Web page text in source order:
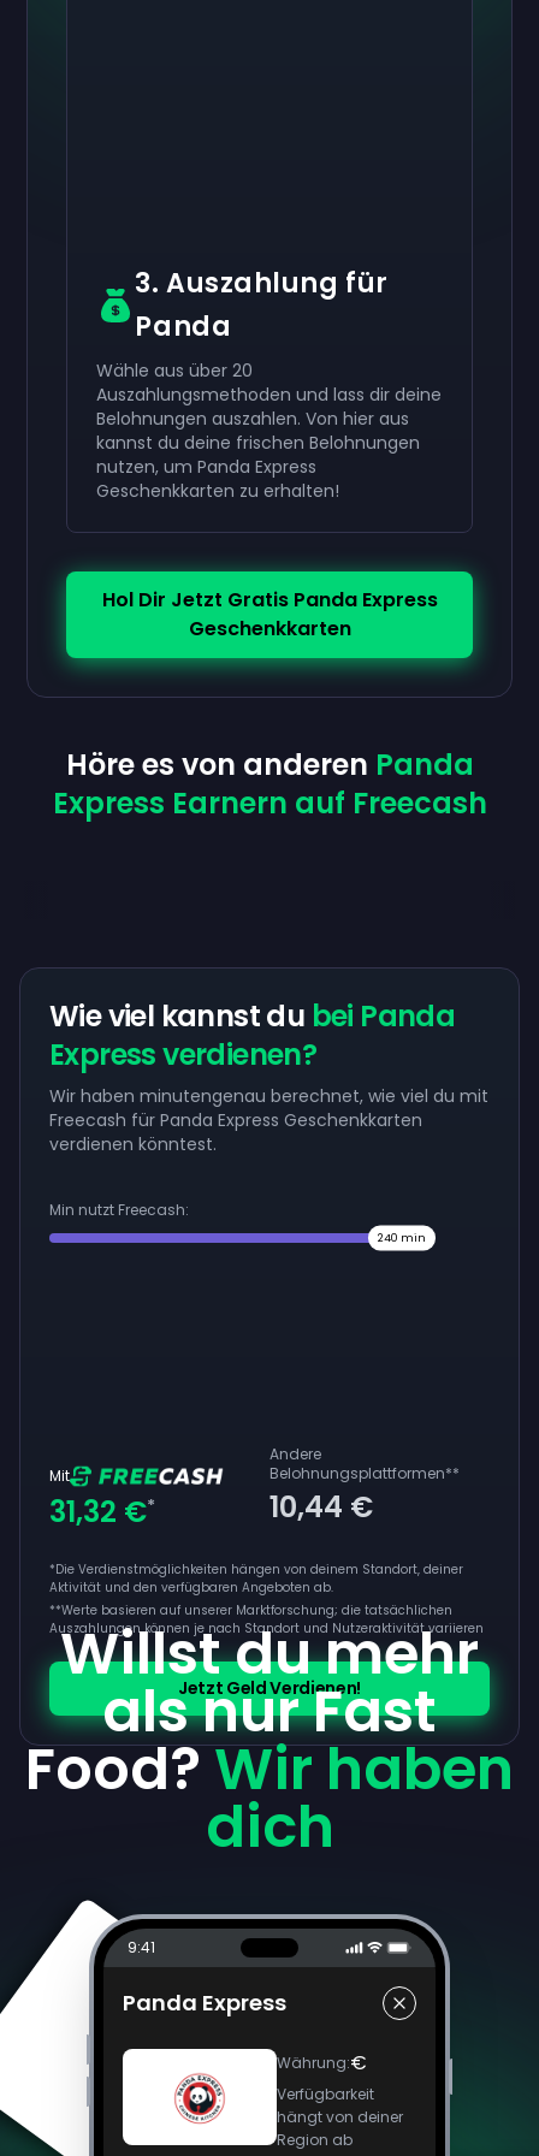
3. Auszahlung für
Panda
Wähle aus über 20
Auszahlungsmethoden und lass dir deine
Belohnungen auszahlen. Von hier aus
kannst du deine frischen Belohnungen
nutzen, um Panda Express
Geschenkkarten zu erhalten!
Hol Dir Jetzt Gratis Panda Express
Geschenkkarten
Höre es von anderen Panda
Express Earnern auf Freecash
Wie viel kannst du bei Panda
Express verdienen?
Wir haben minutengenau berechnet, wie viel du mit
Freecash für Panda Express Geschenkkarten
verdienen könntest.
Min nutzt Freecash:
240 min
Mit
31,32 €*
Andere
Belohnungsplattformen**
10,44 €
*Die Verdienstmöglichkeiten hängen von deinem Standort, deiner
Aktivität und den verfügbaren Angeboten ab.
**Werte basieren auf unserer Marktforschung; die tatsächlichen
Auszahlungen können je nach Standort und Nutzeraktivität variieren
Jetzt Geld Verdienen!
Willst du mehr
als nur Fast
Food?Wir haben
dich
9:41
Panda Express
Währung:€
Verfügbarkeit
hängt von deiner
Region ab